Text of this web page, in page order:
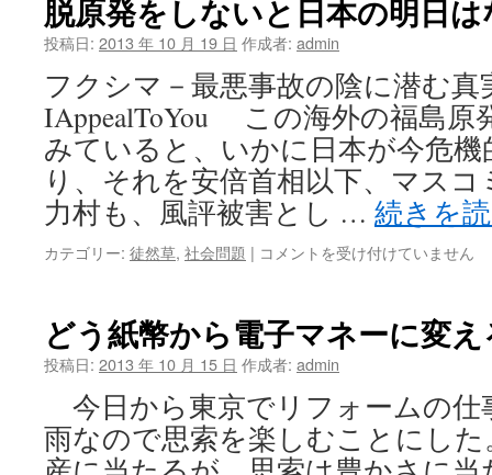
そ
核
へ
は
脱原発をしないと日本の明日
投稿日: 2013 年 10 月 19 日 作成者: admin
フクシマ－最悪事故の陰に潜む真
IAppealToYou この海外の福島原
みていると、いかに日本が今危
り、それを安倍首相以下、マス
力村も、風評被害とし … 続きを
カテゴリー: 徒然草, 社会問題 | 脱
を
し
な
と
日
本
の
コメントを受け付けていません
どう紙幣から電子マネーに変
投稿日: 2013 年 10 月 15 日 作成者: admin
今日から東京でリフォームの
雨なので思索を楽しむことにし